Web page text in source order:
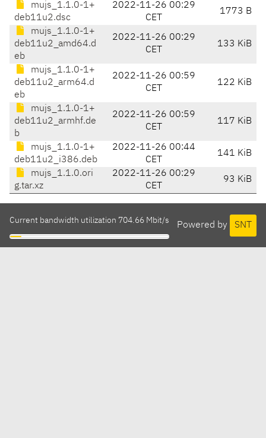
mujs_1.1.0-1+
deb11u2.dsc
2022-11-26 00:29
CET
1773 B
mujs_1.1.0-1+
deb11u2_amd64.d
eb
2022-11-26 00:29
CET
133 KiB
mujs_1.1.0-1+
deb11u2_arm64.d
eb
2022-11-26 00:59
CET
122 KiB
mujs_1.1.0-1+
deb11u2_armhf.de
b
2022-11-26 00:59
CET
117 KiB
mujs_1.1.0-1+
deb11u2_i386.deb
2022-11-26 00:44
CET
141 KiB
mujs_1.1.0.ori
g.tar.xz
2022-11-26 00:29
CET
93 KiB
Powered by SNT
Current bandwidth utilization 704.66 Mbit/s